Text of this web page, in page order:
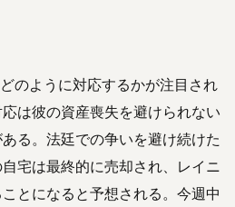
のように対応するかが注目され
は彼の資産喪失を避けられない
る。法廷での争いを避け続けた
宅は最終的に売却され、レイニ
とになると予想される。今週中